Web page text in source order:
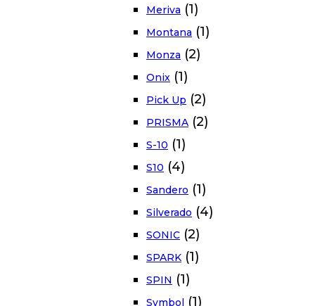
Meriva (1)
Montana (1)
Monza (2)
Onix (1)
Pick Up (2)
PRISMA (2)
S-10 (1)
S10 (4)
Sandero (1)
Silverado (4)
SONIC (2)
SPARK (1)
SPIN (1)
Symbol (1)